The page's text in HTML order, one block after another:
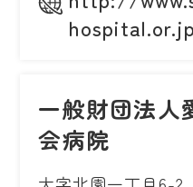
一般財団法人
会病院